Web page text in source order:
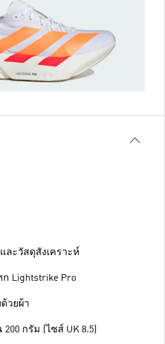
ละวัสดุสังเคราะห์
Lightstrike Pro
วยผ้า
กรัม (ไซส์ UK 8.5)